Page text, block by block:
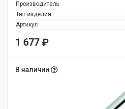
Производитель
Тип изделия
Артикул
1 677 ₽
В наличии